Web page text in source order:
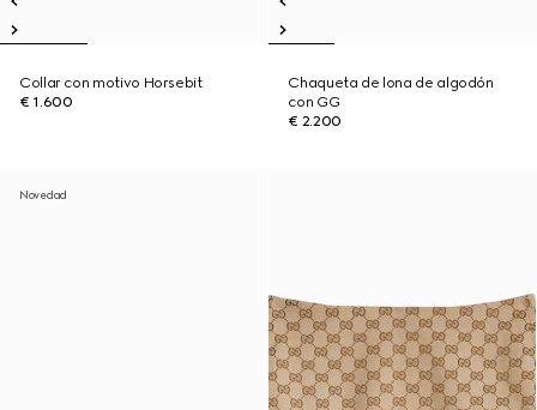
Collar con motivo Horsebit
€ 1.600
Chaqueta de lona de algodón
con GG
€ 2.200
Novedad